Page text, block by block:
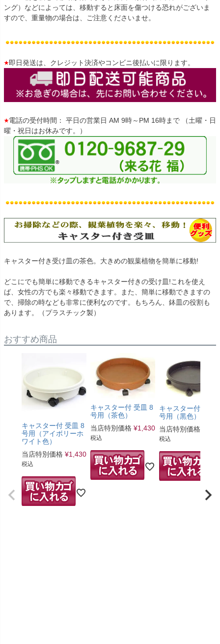
ング）などによっては、移動すると床面を傷つける恐れがございま
すので、重量物の場合は、ご注意くださいませ。
即日発送は、クレジット決済やコンビニ後払いに限ります。
電話の受付時間： 平日の営業日 AM 9時～PM 16時まで （土曜・日
曜・祝日はお休みです。）
キャスター付き受け皿の茶色。大きめの観葉植物を簡単に移動!
どこにでも簡単に移動できるキャスター付きの受け皿!これを使え
ば、女性の方でも楽々移動できます。また、簡単に移動できますの
で、掃除の時なども非常に便利なのです。もちろん、鉢皿の役割も
あります。（プラスチック製）
おすすめ商品
キャスター付 受皿 8
号用（アイボリーホ
ワイト色）
当店特別価格 ¥1,430
税込
キャスター付 受皿 8
号用（茶色）
当店特別価格 ¥1,430
税込
キャスター付受皿
号用（黒色）
当店特別価格
税込